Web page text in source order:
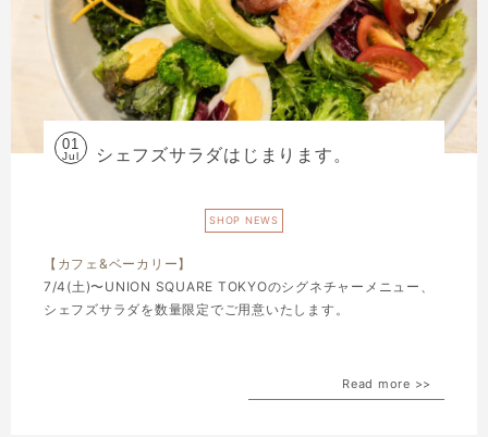
01
Jul シェフズサラダはじまります。
SHOP NEWS
【カフェ&ベーカリー】
7/4(土)〜UNION SQUARE TOKYOのシグネチャーメニュー、
シェフズサラダを数量限定でご用意いたします。
Read more >>